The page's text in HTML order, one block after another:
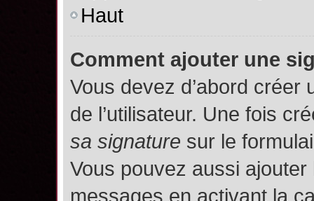
Haut
Comment ajouter une
Vous devez d’abord
de l’utilisateur. Une fois
sa signature sur le
Vous pouvez aussi
messages en activant la